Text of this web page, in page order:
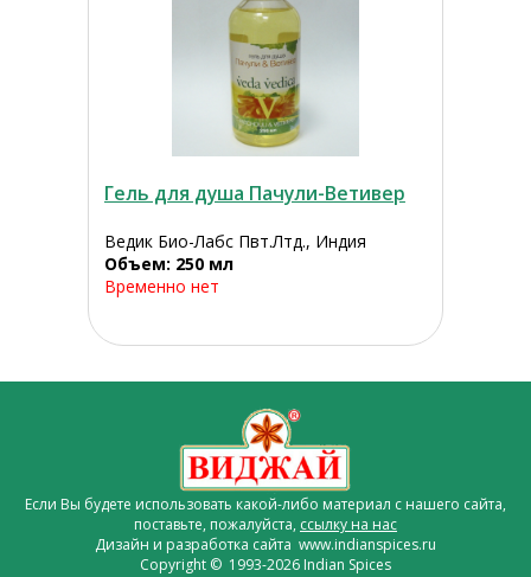
Гель для душа Пачули-Ветивер
Ведик Био-Лабс Пвт.Лтд., Индия
Объем: 250 мл
Временно нет
Если Вы будете использовать какой-либо материал с нашего сайта,
поставьте, пожалуйста, ссылку на нас
Дизайн и разработка сайта www.indianspices.ru
Copyright © 1993-2026 Indian Spices